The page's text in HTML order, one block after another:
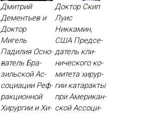
Дмитрий
Дементьев и
Доктор
Мигель
Падилия Ос­но­
ватель Бра­
зиль­ской Ас­
со­ци­ации Реф­
ракци­он­ной
Хи­рур­гии и Хи­
Доктор Скип
Луис
Никкамин,
США Пред­се­
датель кли­
ничес­ко­го ко­
мите­та хи­рур­
гии ка­тарак­ты
при Аме­рикан­
ской Ас­со­ци­